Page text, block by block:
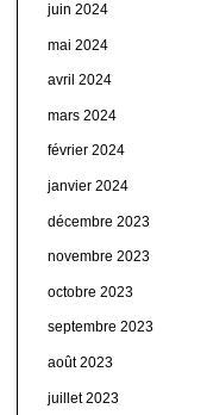
juin 2024
mai 2024
avril 2024
mars 2024
février 2024
janvier 2024
décembre 2023
novembre 2023
octobre 2023
septembre 2023
août 2023
juillet 2023